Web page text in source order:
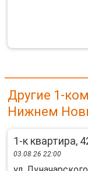
Другие 1-
Нижнем
1-к квартира,
03.08.26 22:00